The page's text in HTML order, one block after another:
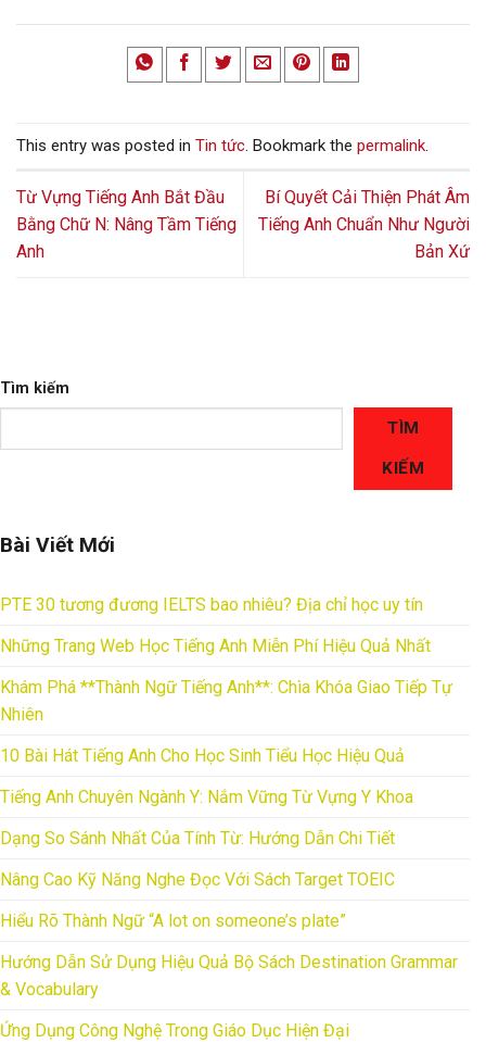
This entry was posted in Tin tức. Bookmark the permalink.
Từ Vựng Tiếng Anh Bắt Đầu
Bằng Chữ N: Nâng Tầm Tiếng
Anh
Bí Quyết Cải Thiện Phát Âm
Tiếng Anh Chuẩn Như Người
Bản Xứ
Tìm kiếm
TÌM
KIẾM
Bài Viết Mới
PTE 30 tương đương IELTS bao nhiêu? Địa chỉ học uy tín
Những Trang Web Học Tiếng Anh Miễn Phí Hiệu Quả Nhất
Khám Phá **Thành Ngữ Tiếng Anh**: Chìa Khóa Giao Tiếp Tự
Nhiên
10 Bài Hát Tiếng Anh Cho Học Sinh Tiểu Học Hiệu Quả
Tiếng Anh Chuyên Ngành Y: Nắm Vững Từ Vựng Y Khoa
Dạng So Sánh Nhất Của Tính Từ: Hướng Dẫn Chi Tiết
Nâng Cao Kỹ Năng Nghe Đọc Với Sách Target TOEIC
Hiểu Rõ Thành Ngữ “A lot on someone’s plate”
Hướng Dẫn Sử Dụng Hiệu Quả Bộ Sách Destination Grammar
& Vocabulary
Ứng Dụng Công Nghệ Trong Giáo Dục Hiện Đại